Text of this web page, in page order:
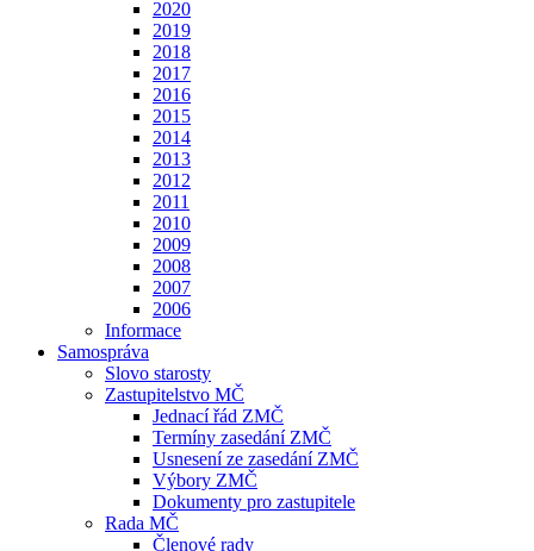
2020
2019
2018
2017
2016
2015
2014
2013
2012
2011
2010
2009
2008
2007
2006
Informace
Samospráva
Slovo starosty
Zastupitelstvo MČ
Jednací řád ZMČ
Termíny zasedání ZMČ
Usnesení ze zasedání ZMČ
Výbory ZMČ
Dokumenty pro zastupitele
Rada MČ
Členové rady